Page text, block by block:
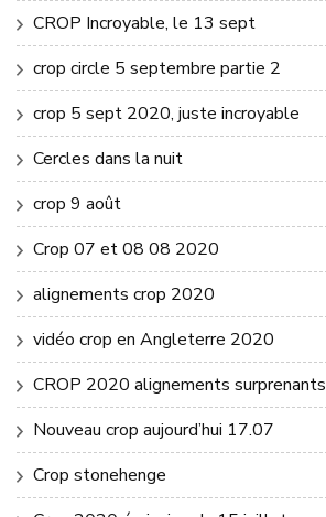
CROP Incroyable, le 13 sept
crop circle 5 septembre partie 2
crop 5 sept 2020, juste incroyable
Cercles dans la nuit
crop 9 août
Crop 07 et 08 08 2020
alignements crop 2020
vidéo crop en Angleterre 2020
CROP 2020 alignements surprenants
Nouveau crop aujourd’hui 17.07
Crop stonehenge